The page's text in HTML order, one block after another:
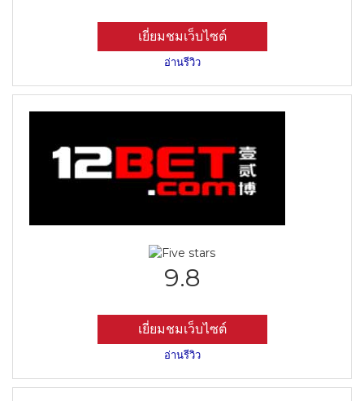
เยี่ยมชมเว็บไซต์
อ่านรีวิว
9.8
เยี่ยมชมเว็บไซต์
อ่านรีวิว